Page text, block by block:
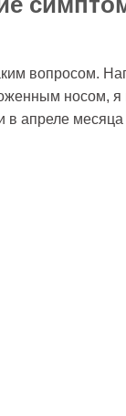
вопросом.
носом, я
апреле